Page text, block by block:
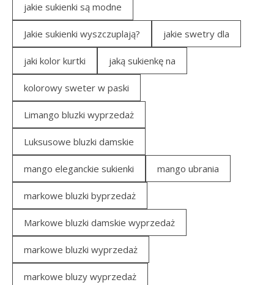
jakie sukienki są modne
Jakie sukienki wyszczuplają? jakie swetry dla
jaki kolor kurtki jaką sukienkę na
kolorowy sweter w paski
Limango bluzki wyprzedaż
Luksusowe bluzki damskie
mango eleganckie sukienki mango ubrania
markowe bluzki byprzedaż
Markowe bluzki damskie wyprzedaż
markowe bluzki wyprzedaż
markowe bluzy wyprzedaż